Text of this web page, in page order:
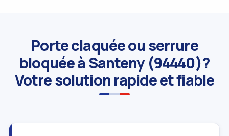
Porte claquée ou serrure
bloquée à Santeny (94440)?
Votre solution rapide et fiable